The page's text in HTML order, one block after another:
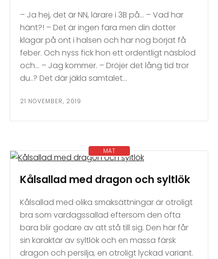
– Ja hej, det är NN, lärare i 3B på… – Vad har
hänt?! – Det är ingen fara men din dotter
klagar på ont i halsen och har nog börjat få
feber. Och nyss fick hon ett ordentligt näsblod
och… – Jag kommer. – Dröjer det lång tid tror
du..? Det där jäkla samtalet…
21 NOVEMBER, 2019
MAT
Kålsallad med dragon och syltlök
Kålsallad med olika smaksättningar är otroligt
bra som vardagssallad eftersom den ofta
bara blir godare av att stå till sig. Den här får
sin karaktär av syltlök och en massa färsk
dragon och persilja, en otroligt lyckad variant.